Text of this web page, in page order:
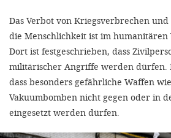
Das Verbot von Kriegsverbrechen
die Menschlichkeit ist im
Dort ist festgeschrieben, dass
militärischer Angriffe werden dürfen.
dass besonders gefährliche Waffen
Vakuumbomben nicht gegen oder in
eingesetzt werden dürfen.